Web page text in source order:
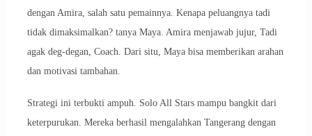
dengan Amira, salah satu pemainnya. Kenapa peluangnya tadi
tidak dimaksimalkan? tanya Maya. Amira menjawab jujur, Tadi
agak deg-degan, Coach. Dari situ, Maya bisa memberikan arahan
dan motivasi tambahan.
Strategi ini terbukti ampuh. Solo All Stars mampu bangkit dari
keterpurukan. Mereka berhasil mengalahkan Tangerang dengan